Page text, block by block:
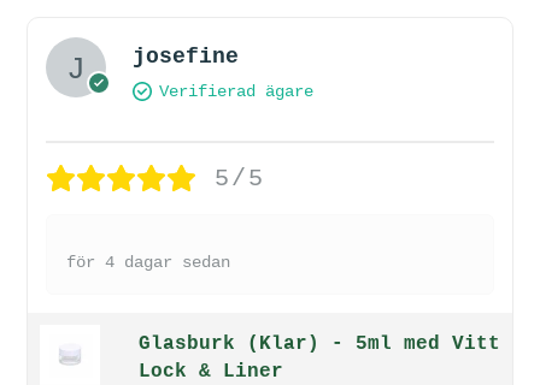
josefine
Verifierad ägare
5/5
för 4 dagar sedan
Glasburk (Klar) - 5ml med Vitt
Lock & Liner